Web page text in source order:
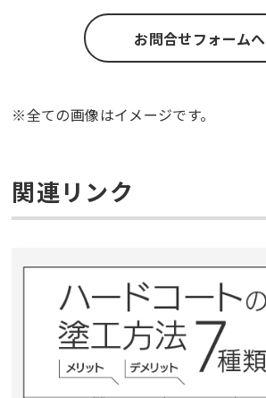
お問合せフォームへ
※全ての画像はイメージです。
関連リンク